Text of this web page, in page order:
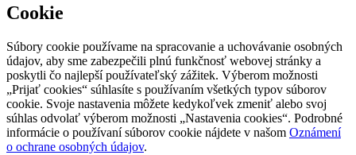
Cookie
Súbory cookie používame na spracovanie a uchovávanie osobných
údajov, aby sme zabezpečili plnú funkčnosť webovej stránky a
poskytli čo najlepší používateľský zážitek. Výberom možnosti
„Prijať cookies“ súhlasíte s používaním všetkých typov súborov
cookie. Svoje nastavenia môžete kedykoľvek zmeniť alebo svoj
súhlas odvolať výberom možnosti „Nastavenia cookies“. Podrobné
informácie o používaní súborov cookie nájdete v našom Oznámení
o ochrane osobných údajov.